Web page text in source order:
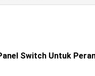
Switch Untuk